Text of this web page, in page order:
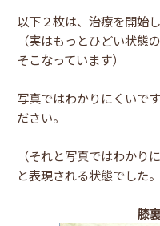
以下２枚は、治療を開始
（実はもっとひどい状態
そこなっています）
写真ではわかりにくいで
ださい。
（それと写真ではわかり
と表現される状態でした
膝